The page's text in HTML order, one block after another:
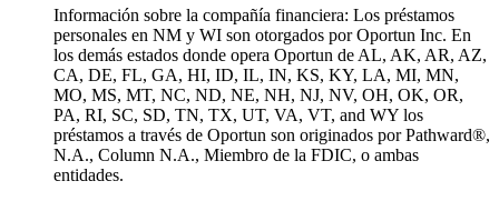
Información sobre la compañía financiera: Los préstamos
personales en NM y WI son otorgados por Oportun Inc. En
los demás estados donde opera Oportun de AL, AK, AR, AZ,
CA, DE, FL, GA, HI, ID, IL, IN, KS, KY, LA, MI, MN,
MO, MS, MT, NC, ND, NE, NH, NJ, NV, OH, OK, OR,
PA, RI, SC, SD, TN, TX, UT, VA, VT, and WY los
préstamos a través de Oportun son originados por Pathward®,
N.A., Column N.A., Miembro de la FDIC, o ambas
entidades.